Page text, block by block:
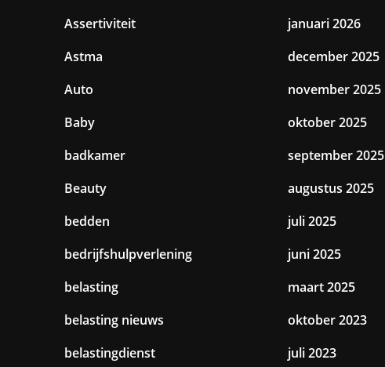
Assertiviteit
Astma
Auto
Baby
badkamer
Beauty
bedden
bedrijfshulpverlening
belasting
belasting nieuws
belastingdienst
januari 2026
december 2025
november 2025
oktober 2025
september 2025
augustus 2025
juli 2025
juni 2025
maart 2025
oktober 2023
juli 2023